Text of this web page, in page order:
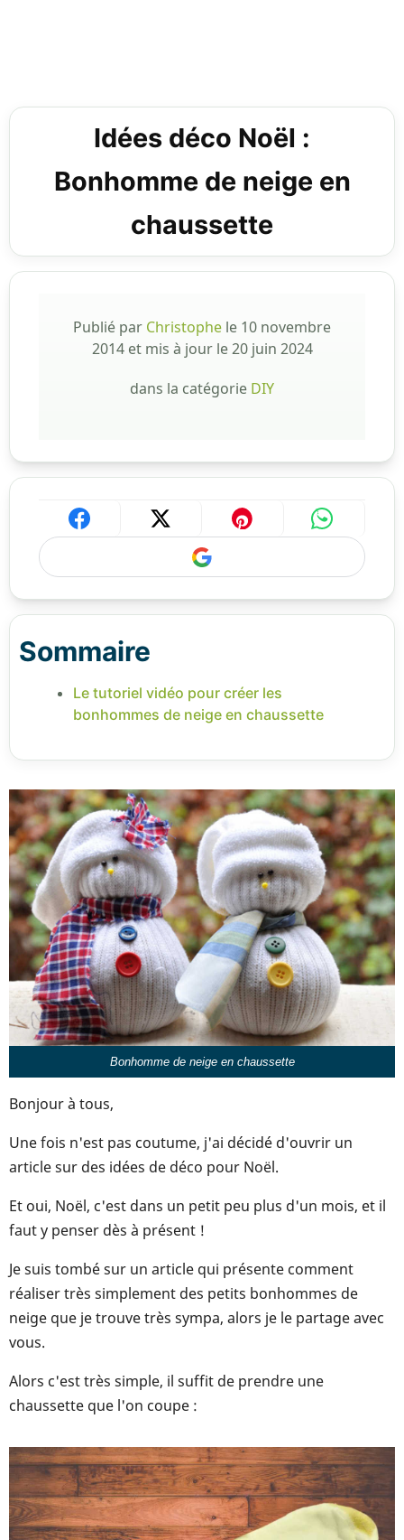
Idées déco Noël :
Bonhomme de neige en
chaussette
Publié par Christophe le 10 novembre
2014et mis à jour le20 juin 2024
dans la catégorie DIY
Sommaire
Le tutoriel vidéo pour créer les
bonhommes de neige en chaussette
Bonhomme de neige en chaussette
Bonjour à tous,
Une fois n'est pas coutume, j'ai décidé d'ouvrir un
article sur des idées de déco pour Noël.
Et oui, Noël, c'est dans un petit peu plus d'un mois, et il
faut y penser dès à présent !
Je suis tombé sur un article qui présente comment
réaliser très simplement des petits bonhommes de
neige que je trouve très sympa, alors je le partage avec
vous.
Alors c'est très simple, il suffit de prendre une
chaussette que l'on coupe :